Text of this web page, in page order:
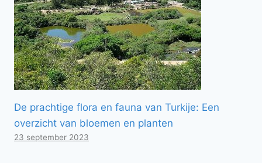
De prachtige flora en fauna van Turkije: Een
overzicht van bloemen en planten
23 september 2023